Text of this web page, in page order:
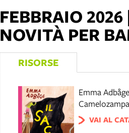
FEBBRAIO
NOVITÀ PER
RISORSE
Emma Adbåge
Camelozampa
VAI AL